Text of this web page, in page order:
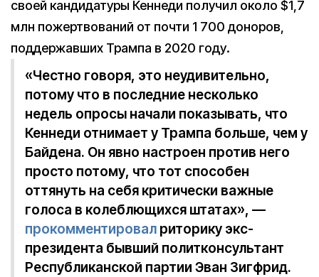
своей кандидатуры Кеннеди получил около $1,7
млн пожертвований от почти 1 700 доноров,
поддержавших Трампа в 2020 году.
«Честно говоря, это неудивительно,
потому что в последние несколько
недель опросы начали показывать, что
Кеннеди отнимает у Трампа больше, чем у
Байдена. Он явно настроен против него
просто потому, что тот способен
оттянуть на себя критически важные
голоса в колеблющихся штатах», —
прокомментировал риторику экс-
президента бывший политконсультант
Республиканской партии Эван Зигфрид.